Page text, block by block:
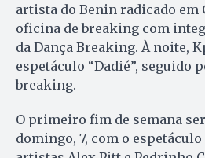
artista do Benin radicado em
oficina de breaking com
da Dança Breaking. À noite,
espetáculo “Dadié”, seguido
breaking.
O primeiro fim de semana
domingo, 7, com o espetáculo